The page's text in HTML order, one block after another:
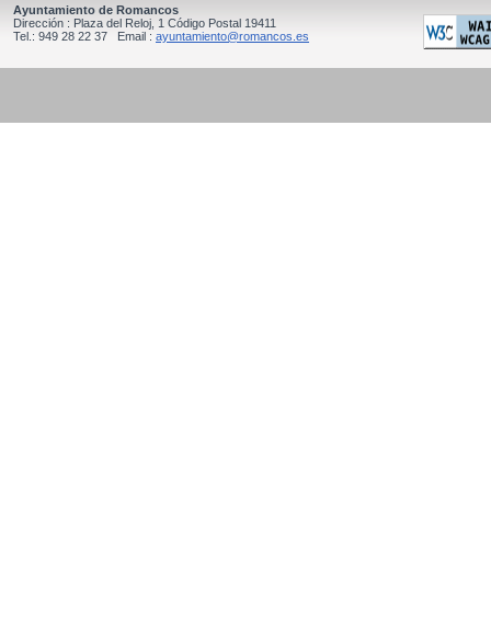
Ayuntamiento de Romancos
Dirección : Plaza del Reloj, 1 Código Postal 19411
Tel.: 949 28 22 37 Email : ayuntamiento@romancos.es